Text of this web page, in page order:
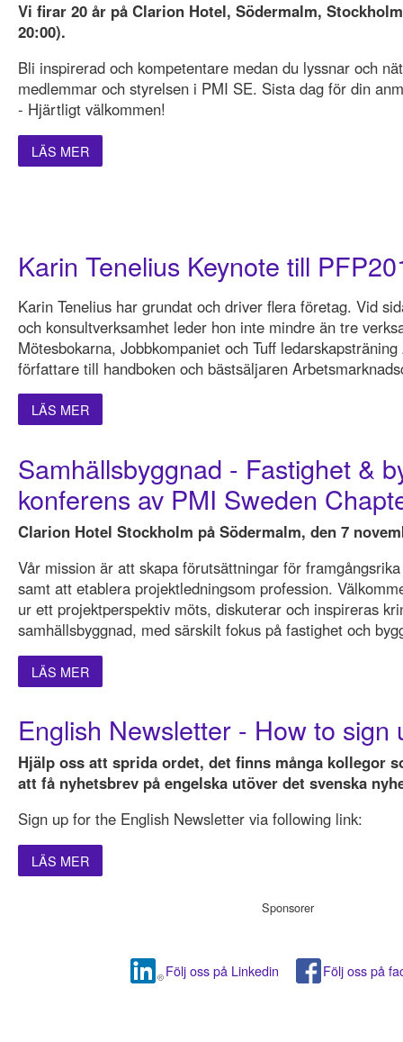
Vi firar 20 år på Clarion Hotel, Södermalm,
20:00).
Bli inspirerad och kompetentare medan du lyssnar och
medlemmar och styrelsen i PMI SE. Sista dag för din
- Hjärtligt välkommen!
LÄS MER
Karin Tenelius Keynote till
Karin Tenelius har grundat och driver flera företag. Vid
och konsultverksamhet leder hon inte mindre än tre
Mötesbokarna, Jobbkompaniet och Tuff
författare till handboken och bästsäljaren
LÄS MER
Samhällsbyggnad - Fastighet &
konferens av PMI Sweden
Clarion Hotel Stockholm på Södermalm, den 7
Vår mission är att skapa förutsättningar för
samt att etablera projektledningsom profession.
ur ett projektperspektiv möts, diskuterar och inspireras
samhällsbyggnad, med särskilt fokus på fastighet och
LÄS MER
English Newsletter - How to sign
Hjälp oss att sprida ordet, det finns många kollegor
att få nyhetsbrev på engelska utöver det svenska
Sign up for the English Newsletter via following link:
LÄS MER
Sponsorer
Följ oss på Linkedin Följ oss på